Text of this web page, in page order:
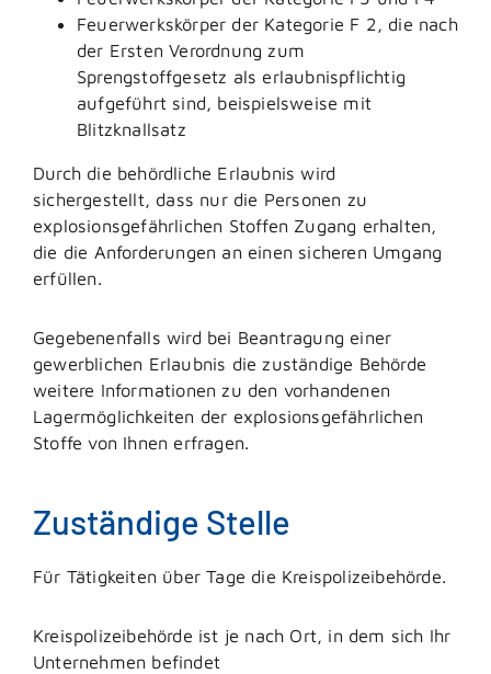
Feuerwerkskörper der Kategorie F 2, die nach
der Ersten Verordnung zum
Sprengstoffgesetz als erlaubnispflichtig
aufgeführt sind, beispielsweise mit
Blitzknallsatz
Durch die behördliche Erlaubnis wird
sichergestellt, dass nur die Personen zu
explosionsgefährlichen Stoffen Zugang erhalten,
die die Anforderungen an einen sicheren Umgang
erfüllen.
Gegebenenfalls wird bei Beantragung einer
gewerblichen Erlaubnis die zuständige Behörde
weitere Informationen zu den vorhandenen
Lagermöglichkeiten der explosionsgefährlichen
Stoffe von Ihnen erfragen.
Zuständige Stelle
Für Tätigkeiten über Tage die Kreispolizeibehörde.
Kreispolizeibehörde ist je nach Ort, in dem sich Ihr
Unternehmen befindet